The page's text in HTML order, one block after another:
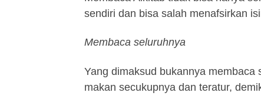
sendiri dan bisa salah menafsirkan
Membaca seluruhnya
Yang dimaksud bukannya membaca
makan secukupnya dan teratur,